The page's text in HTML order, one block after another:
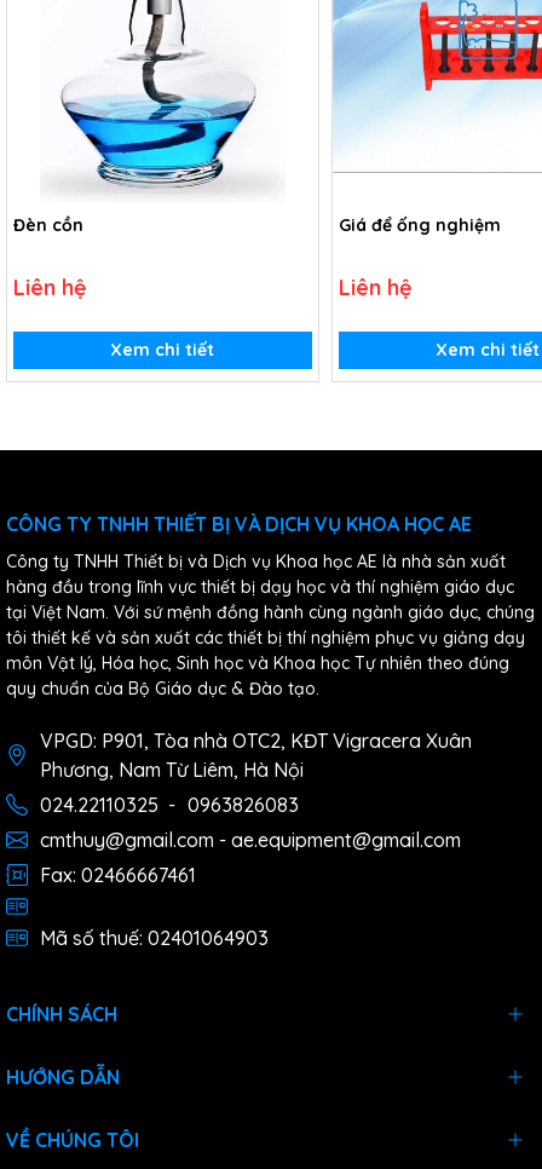
Đèn cồn
Liên hệ
Xem chi tiết
Giá để ống nghiệm
Liên hệ
Xem chi tiết
CÔNG TY TNHH THIẾT BỊ VÀ DỊCH VỤ KHOA HỌC AE
Công ty TNHH Thiết bị và Dịch vụ Khoa học AE là nhà sản xuất
hàng đầu trong lĩnh vực thiết bị dạy học và thí nghiệm giáo dục
tại Việt Nam. Với sứ mệnh đồng hành cùng ngành giáo dục, chúng
tôi thiết kế và sản xuất các thiết bị thí nghiệm phục vụ giảng dạy
môn Vật lý, Hóa học, Sinh học và Khoa học Tự nhiên theo đúng
quy chuẩn của Bộ Giáo dục & Đào tạo.
VPGD: P901, Tòa nhà OTC2, KĐT Vigracera Xuân
Phương, Nam Từ Liêm, Hà Nội
024.22110325 - 0963826083
cmthuy@gmail.com - ae.equipment@gmail.com
Fax: 02466667461
Mã số thuế: 02401064903
CHÍNH SÁCH
HƯỚNG DẪN
VỀ CHÚNG TÔI